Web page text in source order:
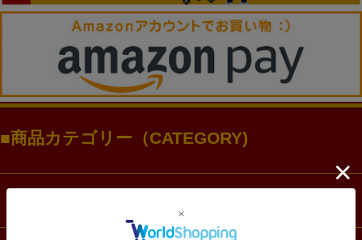
商品カテゴリー（CATEGORY)